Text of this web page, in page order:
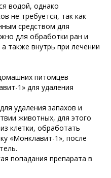
водой, однако
не требуется, так как
средством для
для обработки ран и
также внутрь при лечении
питомцев
1» для удаления
удаления запахов и
животных, для этого
клетки, обработать
«Монклавит-1», после
попадания препарата в